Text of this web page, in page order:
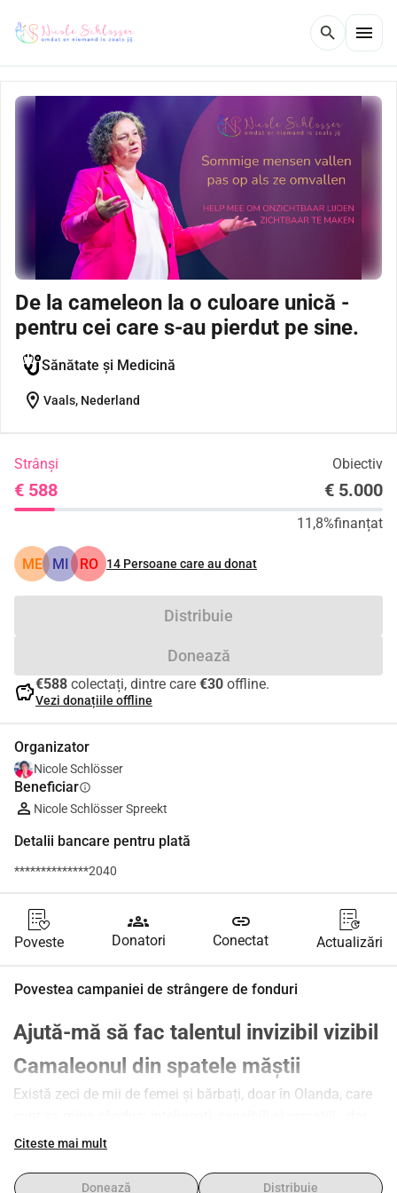
search menu
De la cameleon la o culoare unică -
pentru cei care s-au pierdut pe sine.
Sănătate și Medicină
location_on Vaals, Nederland
Strânși Obiectiv
€ 588 € 5.000
11,8%finanțat
ME MI RO 14 Persoane care au donat
Distribuie
Donează
savings€588 colectați, dintre care €30 offline.
Vezi donațiile offline
Organizator
Nicole Schlösser
Beneficiarinfo
Nicole Schlösser Spreekt
Detalii bancare pentru plată
**************2040
Poveste
groups
Donatori
link
Conectat Actualizări
Povestea campaniei de strângere de fonduri
Ajută-mă să fac talentul invizibil vizibil
Camaleonul din spatele măștii
Există zeci de mii de femei și bărbați, doar în Olanda, care
fără nicio stimă de sine. Cândva, nu aveam voie să fiu
visele mele, toate laturile mele ciudate și exuberante:
Citeste mai mult
Donează Distribuie